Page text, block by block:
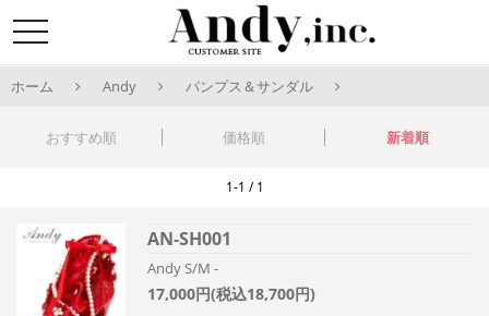
toggle
navigation
ホーム Andy パンプス＆サンダル
おすすめ順 価格順 新着順
1-1 / 1
AN-SH001
Andy S/M -
17,000円(税込18,700円)